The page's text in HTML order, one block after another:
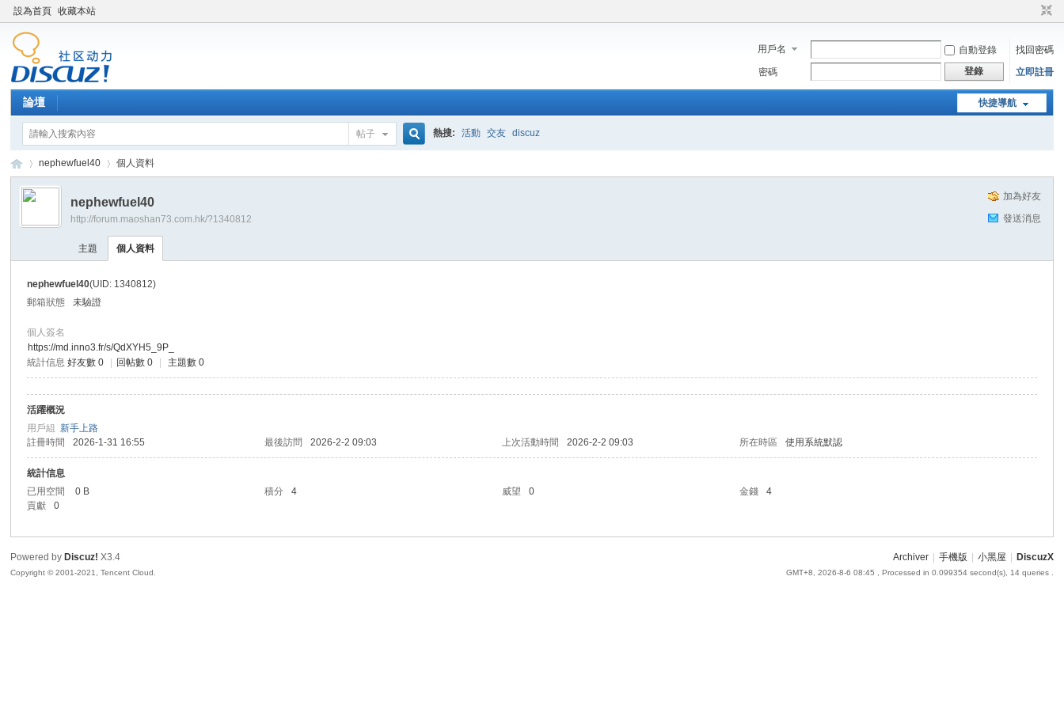
設為首頁 收藏本站
用戶名 自動登錄
找回密碼
密碼
登錄 立即註冊
快捷導航
論壇
帖子 熱搜: 活動 交友 discuz
›
nephewfuel40 個人資料
加為好友
發送消息
nephewfuel40
http://forum.maoshan73.com.hk/?1340812
主題 個人資料
nephewfuel40(UID: 1340812)
郵箱狀態
未驗證
個人簽名
https://md.inno3.fr/s/QdXYH5_9P_
統計信息 好友數 0 回帖數 0 主題數 0
活躍概況
用戶組新手上路
註冊時間
2026-1-31 16:55 最後訪問 2026-2-2 09:03 上次活動時間 2026-2-2 09:03 所在時區 使用系統默認
統計信息
已用空間
0 B 積分 4 威望 0 金錢
4
貢獻
0
Archiver 手機版 小黑屋 DiscuzX
GMT+8, 2026-8-6 08:45 , Processed in 0.099354 second(s), 14 queries .
Powered by Discuz! X3.4
Copyright © 2001-2021, Tencent Cloud.